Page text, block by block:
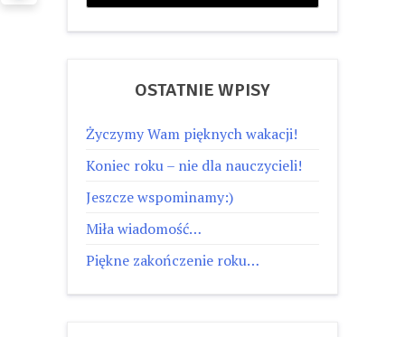
OSTATNIE WPISY
Życzymy Wam pięknych wakacji!
Koniec roku – nie dla nauczycieli!
Jeszcze wspominamy:)
Miła wiadomość…
Piękne zakończenie roku…